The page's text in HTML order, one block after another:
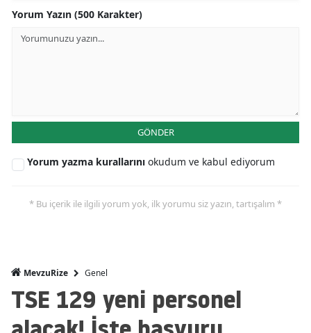
Yorum Yazın (500 Karakter)
GÖNDER
Yorum yazma kurallarını okudum ve kabul ediyorum
* Bu içerik ile ilgili yorum yok, ilk yorumu siz yazın, tartışalım *
MevzuRize Genel
TSE 129 yeni personel